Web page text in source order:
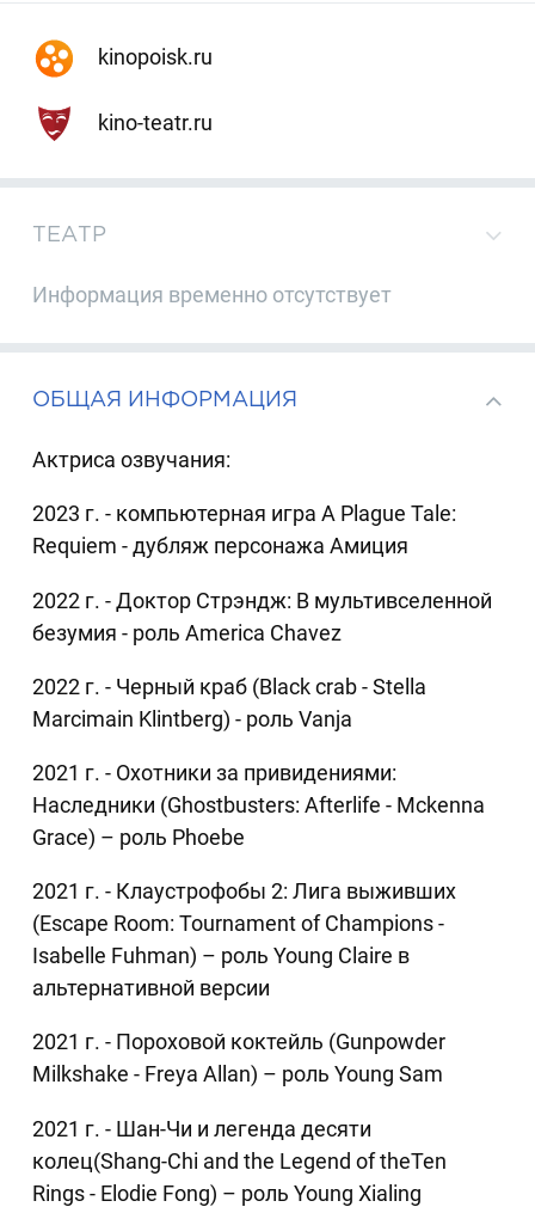
kinopoisk.ru
kino-teatr.ru
ТЕАТР
Информация временно отсутствует
ОБЩАЯ ИНФОРМАЦИЯ
Актриса озвучания:
2023 г. - компьютерная игра A Plague Tale:
Requiem - дубляж персонажа Амиция
2022 г. - Доктор Стрэндж: В мультивселенной
безумия - роль America Chavez
2022 г. - Черный краб (Black crab - Stella
Marcimain Klintberg) - роль Vanja
2021 г. - Охотники за привидениями:
Наследники (Ghostbusters: Afterlife - Mckenna
Grace) – роль Phoebe
2021 г. - Клаустрофобы 2: Лига выживших
(Escape Room: Tournament of Champions -
Isabelle Fuhman) – роль Young Claire в
альтернативной версии
2021 г. - Пороховой коктейль (Gunpowder
Milkshake - Freya Allan) – роль Young Sam
2021 г. - Шан-Чи и легенда десяти
колец(Shang-Chi and the Legend of theTen
Rings - Elodie Fong) – роль Young Xialing